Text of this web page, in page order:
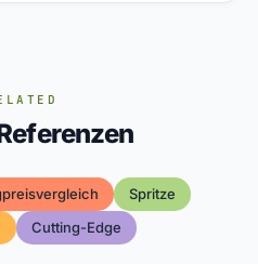
Spritze
Cutting-Edge